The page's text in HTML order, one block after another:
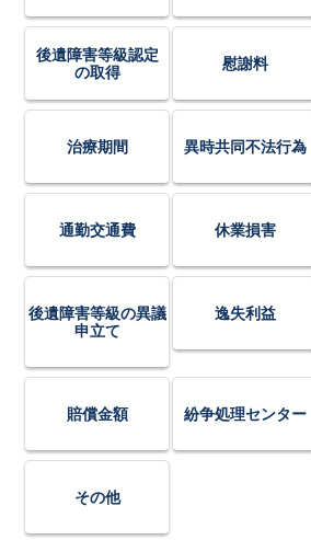
後遺障害等級認定
の取得
慰謝料
治療期間 異時共同不法行為
通勤交通費 休業損害
後遺障害等級の異議
申立て
逸失利益
賠償金額 紛争処理センター
その他